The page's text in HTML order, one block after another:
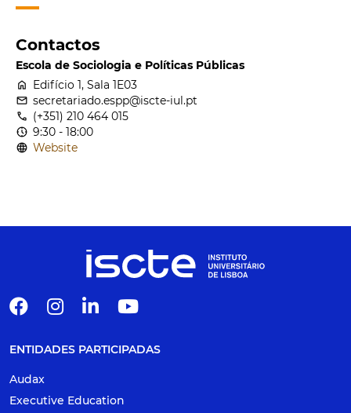
Contactos
Escola de Sociologia e Políticas Públicas
home Edifício 1, Sala 1E03
email secretariado.espp@iscte-iul.pt
call (+351) 210 464 015
nest_clock_farsight_analog 9:30 - 18:00
language Website
ENTIDADES PARTICIPADAS
Audax
Executive Education